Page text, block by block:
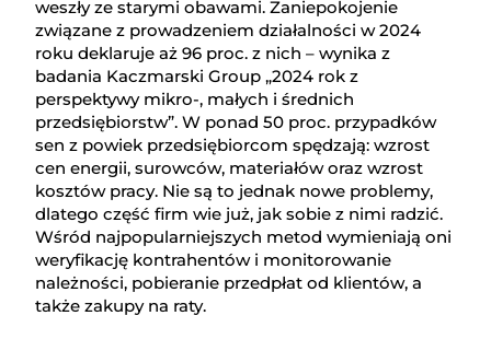
weszły ze starymi obawami. Zaniepokojenie
związane z prowadzeniem działalności w 2024
roku deklaruje aż 96 proc. z nich – wynika z
badania Kaczmarski Group „2024 rok z
perspektywy mikro-, małych i średnich
przedsiębiorstw”. W ponad 50 proc. przypadków
sen z powiek przedsiębiorcom spędzają: wzrost
cen energii, surowców, materiałów oraz wzrost
kosztów pracy. Nie są to jednak nowe problemy,
dlatego część firm wie już, jak sobie z nimi radzić.
Wśród najpopularniejszych metod wymieniają oni
weryfikację kontrahentów i monitorowanie
należności, pobieranie przedpłat od klientów, a
także zakupy na raty.